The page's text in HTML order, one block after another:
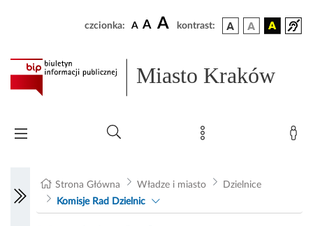
czcionka: A A A kontrast:
Miasto Kraków
Strona Główna Władze i miasto
Dzielnice
Komisje Rad Dzielnic